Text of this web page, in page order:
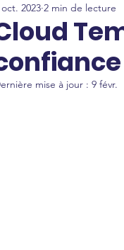
2023 2 min de lecture
mise à jour : 9 févr.